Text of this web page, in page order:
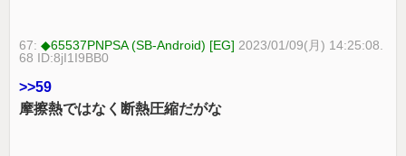
67:◆65537PNPSA (SB-Android) [EG] 2023/01/09(月) 14:25:08.
68 ID:8jI1I9BB0
>>59
摩擦熱ではなく断熱圧縮だがな